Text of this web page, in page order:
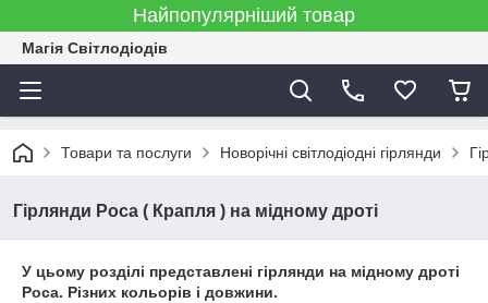
Найпопулярніший товар
Магія Світлодіодів
Товари та послуги Новорічні світлодіодні гірлянди
Гірлянди Роса ( Крапля ) на мідному дроті
У цьому розділі представлені гірлянди на мідному дроті
Роса. Різних кольорів і довжини.